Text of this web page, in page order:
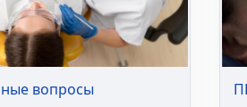
вопросы